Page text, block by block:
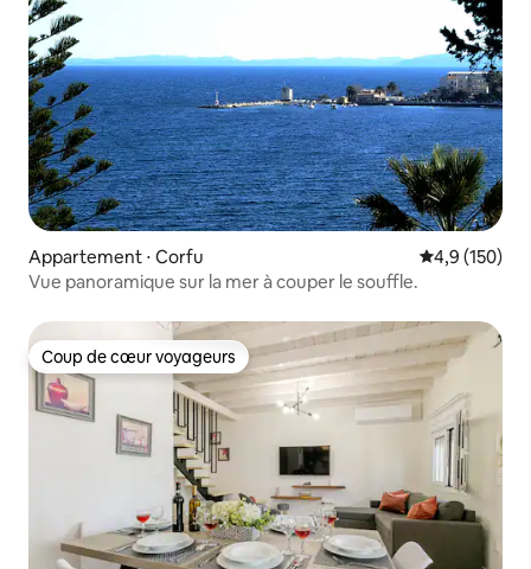
Appartement ⋅ Corfu Évaluation
4,9 (150)
Vue panoramique sur la mer à couper le souffle.
Coup de cœur voyageurs
Coup de cœur voyageurs